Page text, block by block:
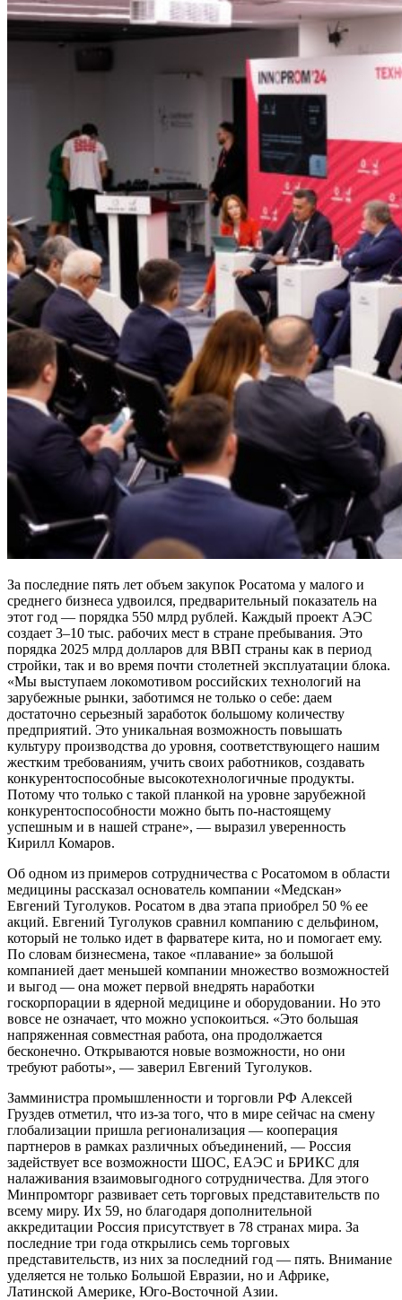
За последние пять лет объем закупок Росатома у малого и
среднего бизнеса удвоился, предварительный показатель на
этот год — порядка 550 млрд рублей. Каждый проект АЭС
создает 3–10 тыс. рабочих мест в стране пребывания. Это
порядка 2025 млрд долларов для ВВП страны как в период
стройки, так и во время почти столетней эксплуатации блока.
«Мы выступаем локомотивом российских технологий на
зарубежные рынки, заботимся не только о себе: даем
достаточно серьезный заработок большому количеству
предприятий. Это уникальная возможность повышать
культуру производства до уровня, соответствующего нашим
жестким требованиям, учить своих работников, создавать
конкурентоспособные высокотехнологичные продукты.
Потому что только с такой планкой на уровне зарубежной
конкурентоспособности можно быть по-настоящему
успешным и в нашей стране», — выразил уверенность
Кирилл Комаров.
Об одном из примеров сотрудничества с Росатомом в области
медицины рассказал основатель компании «Медскан»
Евгений Туголуков. Росатом в два этапа приобрел 50 % ее
акций. Евгений Туголуков сравнил компанию с дельфином,
который не только идет в фарватере кита, но и помогает ему.
По словам бизнесмена, такое «плавание» за большой
компанией дает меньшей компании множество возможностей
и выгод — она может первой внедрять наработки
госкорпорации в ядерной медицине и оборудовании. Но это
вовсе не означает, что можно успокоиться. «Это большая
напряженная совместная работа, она продолжается
бесконечно. Открываются новые возможности, но они
требуют работы», — заверил Евгений Туголуков.
Замминистра промышленности и торговли РФ Алексей
Груздев отметил, что из-за того, что в мире сейчас на смену
глобализации пришла регионализация — кооперация
партнеров в рамках различных объединений, — Россия
задействует все возможности ШОС, ЕАЭС и БРИКС для
налаживания взаимовыгодного сотрудничества. Для этого
Минпромторг развивает сеть торговых представительств по
всему миру. Их 59, но благодаря дополнительной
аккредитации Россия присутствует в 78 странах мира. За
последние три года открылись семь торговых
представительств, из них за последний год — пять. Внимание
уделяется не только Большой Евразии, но и Африке,
Латинской Америке, Юго-Восточной Азии.